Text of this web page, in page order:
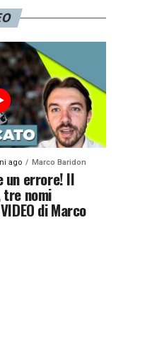
ago Marco Baridon
un errore! Il
nomi
di Marco